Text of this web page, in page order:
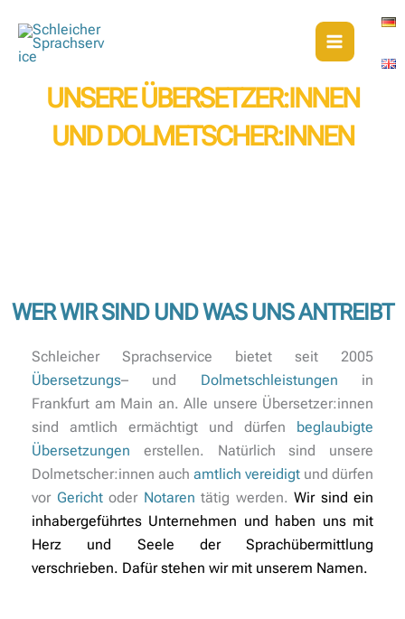
Inhalt
springen
UNSERE ÜBERSETZER:INNEN
UND DOLMETSCHER:INNEN
WER WIR SIND UND WAS UNS ANTREIBT
Schleicher Sprachservice bietet seit 2005
Übersetzungs– und Dolmetschleistungen in
Frankfurt am Main an. Alle unsere Übersetzer:innen
sind amtlich ermächtigt und dürfen
beglaubigte
Übersetzungen erstellen. Natürlich sind unsere
Dolmetscher:innen auch amtlich vereidigt und dürfen
vor Gerichtoder Notaren tätig werden. Wir sind ein
inhabergeführtes Unternehmen und haben uns mit
Herz und Seele der Sprachübermittlung
verschrieben. Dafür stehen wir mit unserem Namen.